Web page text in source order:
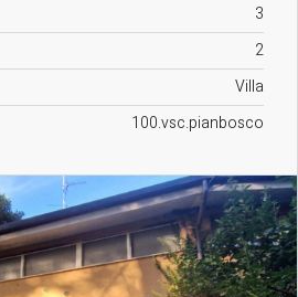
3
2
Villa
100.vsc.pianbosco